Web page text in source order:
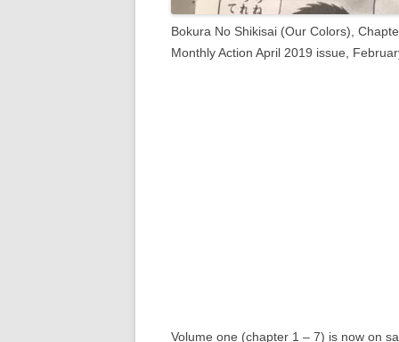
Bokura No Shikisai (Our Colors),
Monthly Action April 2019 issue,
Volume one (chapter 1 – 7) is now on